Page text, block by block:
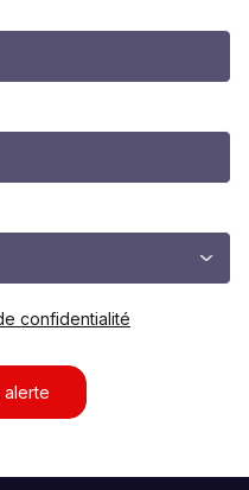
confidentialité
alerte